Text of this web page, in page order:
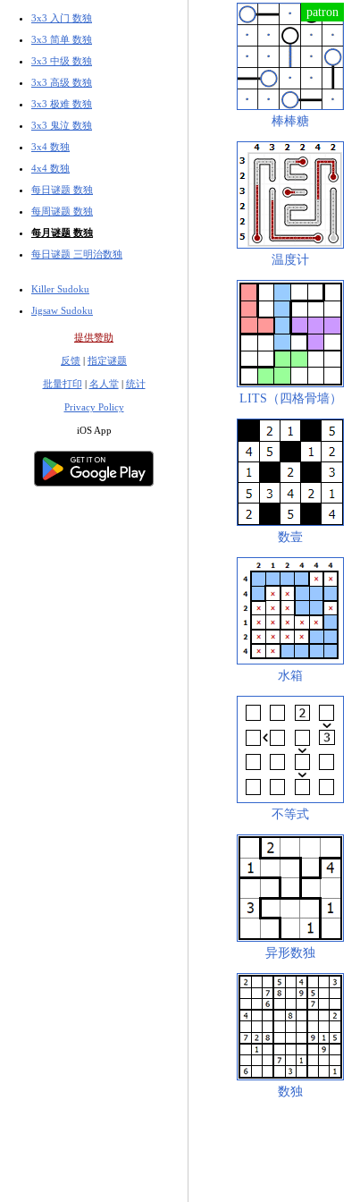
3x3 入门 数独
3x3 简单 数独
3x3 中级 数独
3x3 高级 数独
3x3 极难 数独
3x3 鬼泣 数独
3x4 数独
4x4 数独
每日谜题 数独
每周谜题 数独
每月谜题 数独
每日谜题 三明治数独
Killer Sudoku
Jigsaw Sudoku
提供赞助
反馈 | 指定谜题
批量打印 | 名人堂| 统计
Privacy Policy
iOS App
棒棒糖
温度计
LITS（四格骨墙）
数壹
水箱
不等式
异形数独
数独